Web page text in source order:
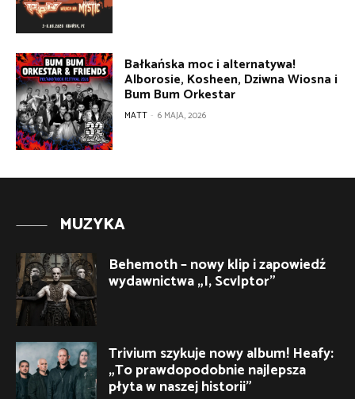
Bałkańska moc i alternatywa!
Alborosie, Kosheen, Dziwna Wiosna i
Bum Bum Orkestar
MATT - 6 MAJA, 2026
MUZYKA
Behemoth – nowy klip i zapowiedź
wydawnictwa „I, Scvlptor”
Trivium szykuje nowy album! Heafy:
„To prawdopodobnie najlepsza
płyta w naszej historii”